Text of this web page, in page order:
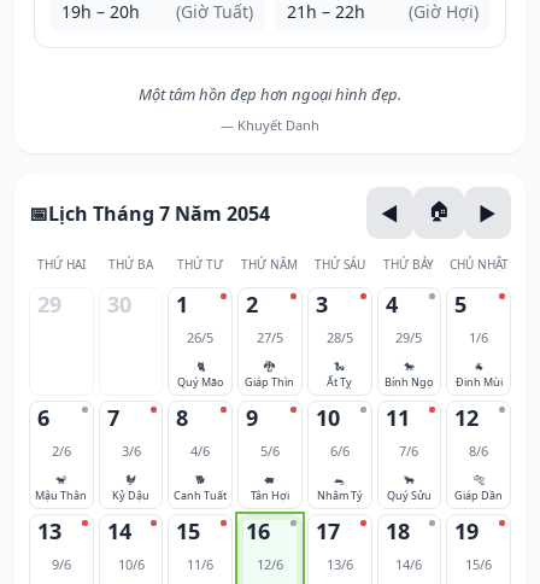
19h – 20h (Giờ Tuất) 21h – 22h (Giờ Hợi)
Một tâm hồn đẹp hơn ngoại hình đẹp.
— Khuyết Danh
Lịch Tháng 7 Năm 2054
THỨ HAI THỨ BA THỨ TƯ THỨ NĂM THỨ SÁU THỨ BẢY CHỦ NHẬT
29 30 1
26/5
🐈
Quý Mão
2
27/5
🐉
Giáp Thìn
3
28/5
🐍
Ất Tỵ
4
29/5
🐎
Bính Ngọ
5
1/6
🐐
Đinh Mùi
6
2/6
🐒
Mậu Thân
7
3/6
🐓
Kỷ Dậu
8
4/6
🐕
Canh Tuất
9
5/6
🐖
Tân Hợi
10
6/6
🐀
Nhâm Tý
11
7/6
🐂
Quý Sửu
12
8/6
🐅
Giáp Dần
13
9/6
14
10/6
15
11/6
16
12/6
17
13/6
18
14/6
19
15/6